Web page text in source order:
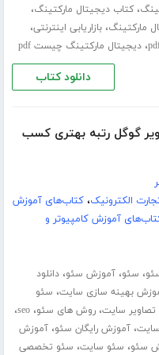
،کتاب دیجیتال مارکتینگ،
مارکتینگ،بازاریابی اینترنتی،
،دیجیتال مارکتینگ چیست pdf
دانلود کتاب
گوگل رتبه بهتری کسب
الکترونیک،کتاب‌های آموزش
آموزش کامپیوتر و
، سئو،آموزش سئو،دانلود
بهینه سازی سایت، سئو
تصاویر سایت،روش های سئو،seo،
،آموزش رایگان سئو،آموزش
سئو، سئو سایت، سئو تخصصی